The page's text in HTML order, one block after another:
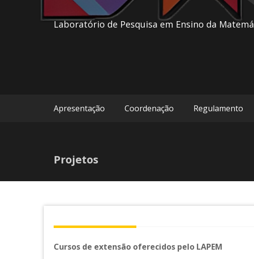
Laboratório de Pesquisa em Ensino da
Apresentação Coordenação Regulamento
Projetos
Cursos de extensão oferecidos pelo LAPEM